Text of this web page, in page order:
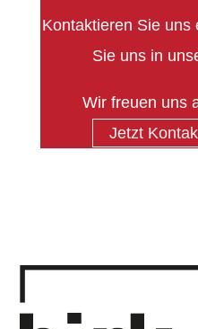
Kontaktieren Sie uns
Sie uns in
Wir freuen uns
Jetzt